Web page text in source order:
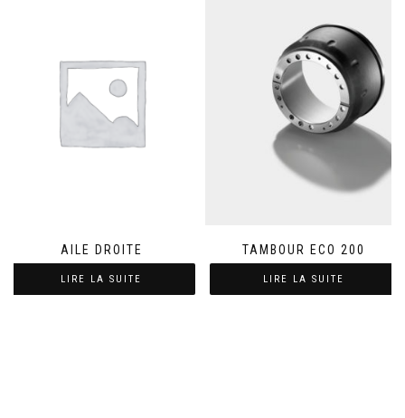
AILE DROITE
LIRE LA SUITE
TAMBOUR ECO 200
LIRE LA SUITE